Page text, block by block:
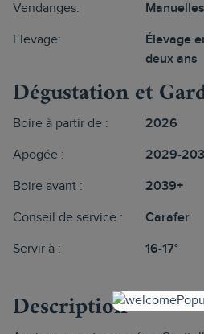
Vendanges: Manuelles
Elevage:
Élevage
deux ans
Dégustation et
Boire à partir de : 2026
Apogée : 2029-
Boire avant : 2039+
Conseil de service : Carafer
Servir à : 16-17°
Description